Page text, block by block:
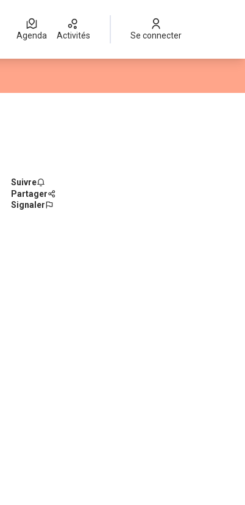
Agenda Activités Se connecter
Suivre
Partager
Signaler